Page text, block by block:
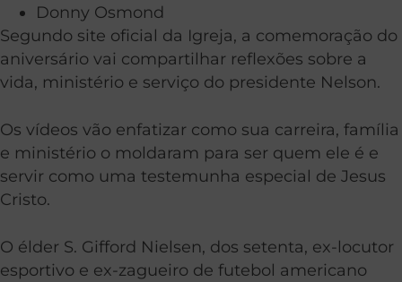
Donny Osmond
Segundo site oficial da Igreja, a comemoração do
aniversário vai compartilhar reflexões sobre a
vida, ministério e serviço do presidente Nelson.
Os vídeos vão enfatizar como sua carreira, família
e ministério o moldaram para ser quem ele é e
servir como uma testemunha especial de Jesus
Cristo.
O élder S. Gifford Nielsen, dos setenta, ex-locutor
esportivo e ex-zagueiro de futebol americano